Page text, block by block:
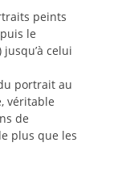
peints
le
celui
portrait au
véritable
de
plus que les